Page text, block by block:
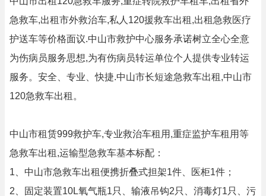
急救车,出租市外救治车,私人120援救车出租,出租急救医疗
护送车等价格面议.中山市救护中心服务承诺树立全心全意
为伤病员服务思想,为有伤病员转运单位个人提供专业转运
服务。安全、专业、快捷.中山市长短途急救车出租,中山市
120急救车出租。
中山市租赁999救护车,专业救治车租用,重症监护车租用等
急救车出租,运输型急救车基本标配：
1、中山市急救车出租便携折叠式担架1件、医柜1件；
2、固定装置10L氧气瓶1只、输液吊钩2只、消毒灯1只、污